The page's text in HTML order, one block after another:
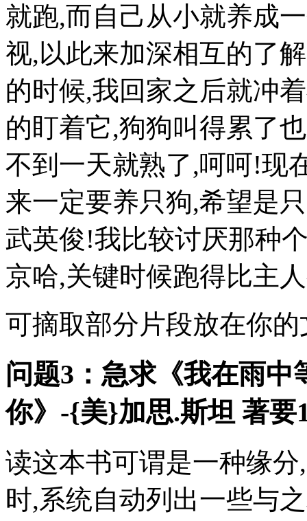
就跑,而自己从小就养成
视,以此来加深相互的了
的时候,我回家之后就冲
的盯着它,狗狗叫得累了
不到一天就熟了,呵呵!现
来一定要养只狗,希望是
武英俊!我比较讨厌那种
京哈,关键时候跑得比主
可摘取部分片段放在你的
问题3：急求《我在雨
你》-{美}加思.斯坦 著要
读这本书可谓是一种缘
时,系统自动列出一些与